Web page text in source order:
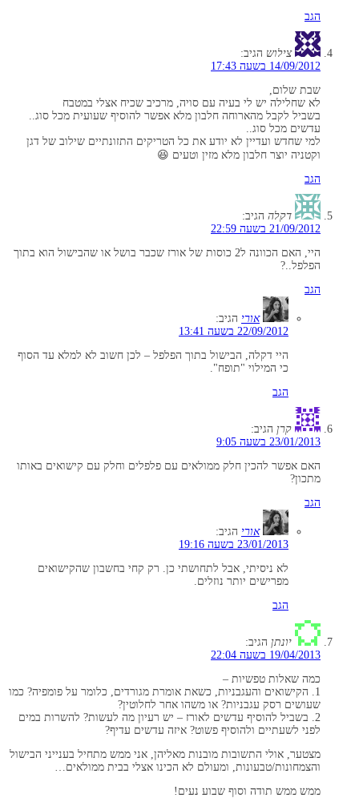
הגב
צילוש הגיב:
14/09/2012 בשעה 17:43
שבת שלום,
לא שחלילה יש לי בעיה עם סויה, מרכיב שכיח אצלי במטבח
בשביל לקבל מהארוחה חלבון מלא אפשר להוסיף שעועית מכל סוג..
עדשים מכל סוג..
למי שחדש ועדיין לא יודע את כל הטריקים התזונתיים שילוב של דגן
וקטניה יוצר חלבון מלא מזין וטעים 😆
הגב
דקלה הגיב:
21/09/2012 בשעה 22:59
היי, האם הכוונה ל2 כוסות של אורז שכבר בושל או שהבישול הוא בתוך
הפלפל..?
הגב
אורי הגיב:
22/09/2012 בשעה 13:41
היי דקלה, הבישול בתוך הפלפל – לכן חשוב לא למלא עד הסוף
כי המילוי "תופח".
הגב
קרן הגיב:
23/01/2013 בשעה 9:05
האם אפשר להכין חלק ממולאים עם פלפלים וחלק עם קישואים באותו
מתכון?
הגב
אורי הגיב:
23/01/2013 בשעה 19:16
לא ניסיתי, אבל לתחושתי כן. רק קחי בחשבון שהקישואים
מפרישים יותר נוזלים.
הגב
יונתן הגיב:
19/04/2013 בשעה 22:04
כמה שאלות טפשיות –
1. הקישואים והעגבניות, כשאת אומרת מגורדים, כלומר על פומפיה? כמו
שעושים רסק עגבניות? או משהו אחר לחלוטין?
2. בשביל להוסיף עדשים לאורז – יש רעיון מה לעשות? להשרות במים
לפני לשעתיים ולהוסיף פשוט? איזה עדשים עדיף?
מצטער, אולי התשובות מובנות מאליהן, אני ממש מתחיל בענייני הבישול
והצמחונות/טבעונות, ומעולם לא הכינו אצלי בבית ממולאים…
ממש ממש תודה וסוף שבוע נעים!